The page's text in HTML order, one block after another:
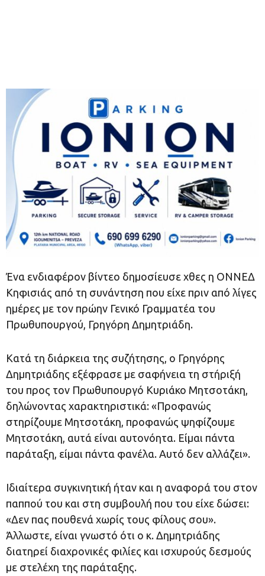
Ένα ενδιαφέρον βίντεο δημοσίευσε χθες η ΟΝΝΕΔ
Κηφισιάς από τη συνάντηση που είχε πριν από λίγες
ημέρες με τον πρώην Γενικό Γραμματέα του
Πρωθυπουργού, Γρηγόρη Δημητριάδη.
Κατά τη διάρκεια της συζήτησης, ο Γρηγόρης
Δημητριάδης εξέφρασε με σαφήνεια τη στήριξή
του προς τον Πρωθυπουργό Κυριάκο Μητσοτάκη,
δηλώνοντας χαρακτηριστικά: «Προφανώς
στηρίζουμε Μητσοτάκη, προφανώς ψηφίζουμε
Μητσοτάκη, αυτά είναι αυτονόητα. Είμαι πάντα
παράταξη, είμαι πάντα φανέλα. Αυτό δεν αλλάζει».
Ιδιαίτερα συγκινητική ήταν και η αναφορά του στον
παππού του και στη συμβουλή που του είχε δώσει:
«Δεν πας πουθενά χωρίς τους φίλους σου».
Άλλωστε, είναι γνωστό ότι ο κ. Δημητριάδης
διατηρεί διαχρονικές φιλίες και ισχυρούς δεσμούς
με στελέχη της παράταξης.